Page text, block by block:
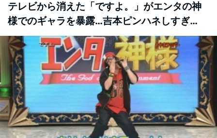
テレビから消えた「ですよ。」がエンタの神
様でのギャラを暴露…吉本ピンハネしすぎ…